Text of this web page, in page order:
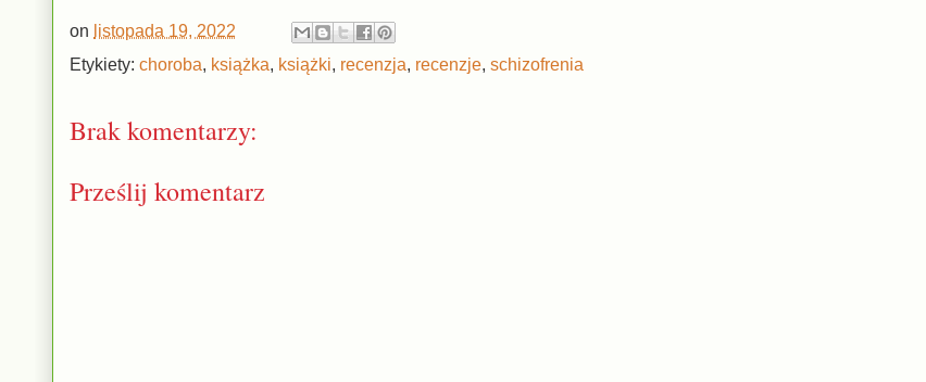
on listopada 19, 2022
Etykiety: choroba, książka, książki, recenzja, recenzje, schizofrenia
Brak komentarzy:
Prześlij komentarz